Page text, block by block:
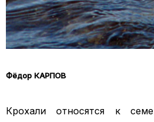
Фёдор КАРПОВ
Крохали относятся к